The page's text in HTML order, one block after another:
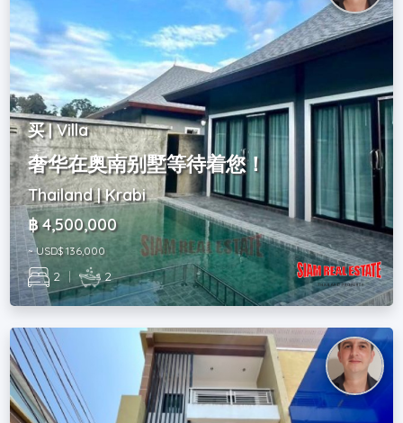
买 | Villa
奢华在奥南别墅等待着您！
Thailand | Krabi
฿ 4,500,000
~ USD$ 136,000
2 | 2